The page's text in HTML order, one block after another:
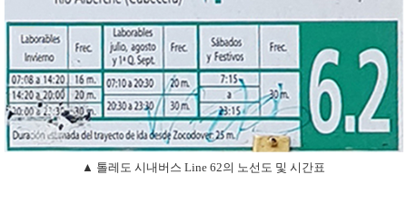
▲ 톨레도 시내버스 Line 62의 노선도 및 시간표